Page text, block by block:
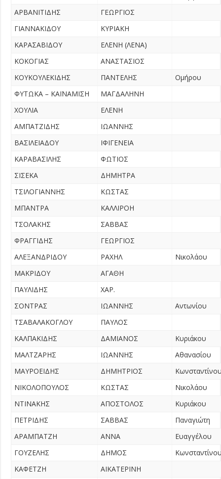
ΑΡΒΑΝΙΤΙΔΗΣ
ΓΕΩΡΓΙΟΣ
ΓΙΑΝΝΑΚΙΔΟΥ
ΚΥΡΙΑΚΗ
ΚΑΡΑΣΑΒΙΔΟΥ
ΕΛΕΝΗ (ΛΕΝΑ)
ΚΟΚΟΓΙΑΣ
ΑΝΑΣΤΑΣΙΟΣ
ΚΟΥΚΟΥΛΕΚΙΔΗΣ
ΠΑΝΤΕΛΗΣ
Ομήρου
ΦΥΤΩΚΑ – ΚΑΪΝΑΜΙΣΗ
ΜΑΓΔΑΛΗΝΗ
ΧΟΥΛΙΑ
ΕΛΕΝΗ
ΑΜΠΑΤΖΙΔΗΣ
ΙΩΑΝΝΗΣ
ΒΑΣΙΛΕΙΑΔΟΥ
ΙΦΙΓΕΝΕΙΑ
ΚΑΡΑΒΑΣΙΛΗΣ
ΦΩΤΙΟΣ
ΣΙΣΕΚΑ
ΔΗΜΗΤΡΑ
ΤΣΙΛΟΓΙΑΝΝΗΣ
ΚΩΣΤΑΣ
ΜΠΑΝΤΡΑ
ΚΑΛΛΙΡΟΗ
ΤΣΟΛΑΚΗΣ
ΣΑΒΒΑΣ
ΦΡΑΓΓΙΔΗΣ
ΓΕΩΡΓΙΟΣ
ΑΛΕΞΑΝΔΡΙΔΟΥ
ΡΑΧΗΛ
Νικολάου
ΜΑΚΡΙΔΟΥ
ΑΓΑΘΗ
ΠΑΥΛΙΔΗΣ
ΧΑΡ.
ΣΟΝΤΡΑΣ
ΙΩΑΝΝΗΣ
Αντωνίου
ΤΣΑΒΑΛΑΚΟΓΛΟΥ
ΠΑΥΛΟΣ
ΚΑΛΠΑΚΙΔΗΣ
ΔΑΜΙΑΝΟΣ
Κυριάκου
ΜΑΛΤΖΑΡΗΣ
ΙΩΑΝΝΗΣ
Αθανασίου
ΜΑΥΡΟΕΙΔΗΣ
ΔΗΜΗΤΡΙΟΣ
ΝΙΚΟΛΟΠΟΥΛΟΣ
ΚΩΣΤΑΣ
Νικολάου
ΝΤΙΝΑΚΗΣ
ΑΠΟΣΤΟΛΟΣ
Κυριάκου
ΠΕΤΡΙΔΗΣ
ΣΑΒΒΑΣ
Παναγιώτη
ΑΡΑΜΠΑΤΖΗ
ΑΝΝΑ
Ευαγγέλου
ΓΟΥΖΕΛΗΣ
ΔΗΜΟΣ
ΚΑΦΕΤΖΗ
ΑΙΚΑΤΕΡΙΝΗ